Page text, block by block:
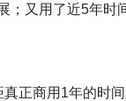
又用了近5年
正商用1年的时